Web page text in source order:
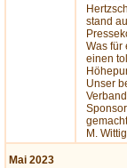
stand
Was für
einen
Unser
M. Wittig
Mai 2023